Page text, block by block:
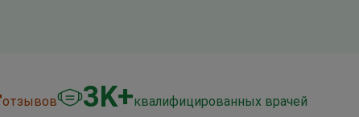
отзывов 3K+квалифицированных врачей